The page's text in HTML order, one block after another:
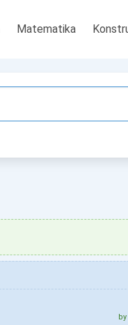
Matematika
by